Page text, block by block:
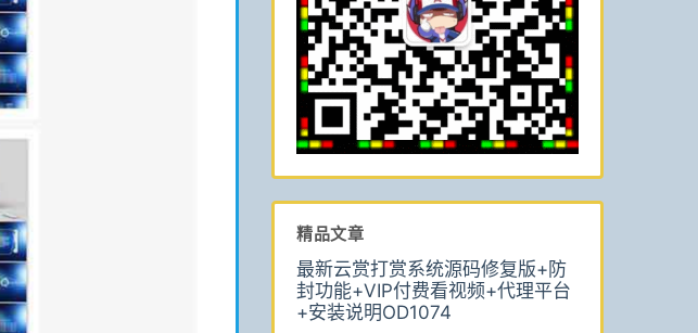
精品文章
最新云赏打赏系统源码修复版+防
封功能+VIP付费看视频+代理平台
+安装说明OD1074